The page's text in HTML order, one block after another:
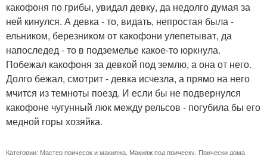
какофоня по грибы, увидал девку, да недолго думая за
ней кинулся. А девка - то, видать, непростая была -
ельником, березником от какофони улепетыват, да
напоследед - то в подземелье какое-то юркнула.
Побежал какофоня за девкой под землю, а она от него.
Долго бежал, смотрит - девка исчезла, а прямо на него
мчится из темноты поезд. И если бы не подвернулся
какофоне чугунный люк между рельсов - погубила бы его
медной горы хозяйка.
Категории: Мастер причесок и макияжа Макияж под прическу Прически дома